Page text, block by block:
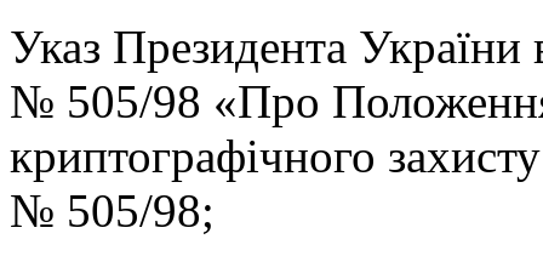
Указ Президента України
№ 505/98 «Про
криптографічного
№ 505/98;